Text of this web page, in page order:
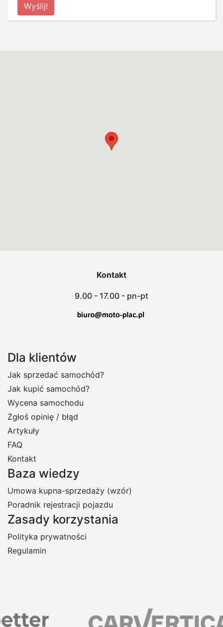
Kontakt
9.00 - 17.00 - pn-pt
Dla klientów
Jak sprzedać samochód?
Jak kupić samochód?
Wycena samochodu
Zgłoś opinię / błąd
Artykuły
FAQ
Kontakt
Baza wiedzy
Umowa kupna-sprzedaży (wzór)
Poradnik rejestracji pojazdu
Zasady korzystania
Polityka prywatności
Regulamin